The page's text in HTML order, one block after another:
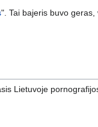
". Tai bajeris buvo
Lietuvoje